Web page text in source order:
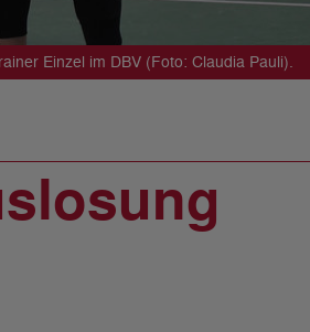
Einzel im DBV (Foto: Claudia Pauli).